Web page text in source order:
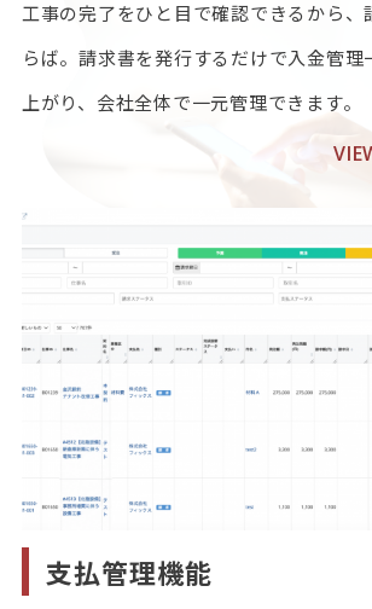
工事の完了をひと目で確認できるから、
らば。請求書を発行するだけで入金管
上がり、会社全体で一元管理できます。
支払管理機能